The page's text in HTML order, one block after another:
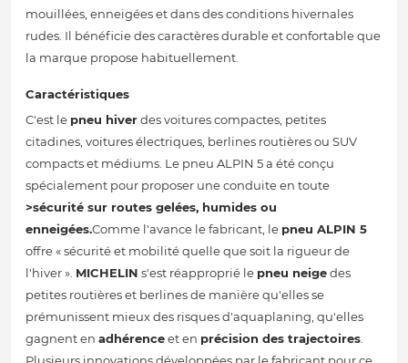
mouillées, enneigées et dans des conditions hivernales
rudes. Il bénéficie des caractères durable et confortable que
la marque propose habituellement.
Caractéristiques
C'est le pneu hiverdes voitures compactes, petites
citadines, voitures électriques, berlines routières ou SUV
compacts et médiums. Le pneu ALPIN 5 a été conçu
spécialement pour proposer une conduite en toute
>sécurité sur routes gelées, humides ou
enneigées.Comme l'avance le fabricant, le pneu ALPIN 5
offre « sécurité et mobilité quelle que soit la rigueur de
l'hiver ». MICHELIN s'est réapproprié le pneu neigedes
petites routières et berlines de manière qu'elles se
prémunissent mieux des risques d'aquaplaning, qu'elles
gagnent en adhérenceet en précision des trajectoires.